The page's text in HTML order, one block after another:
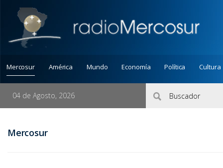
Mercosur América Mundo Economía Política Cultura
04 de Agosto, 2026
Mercosur